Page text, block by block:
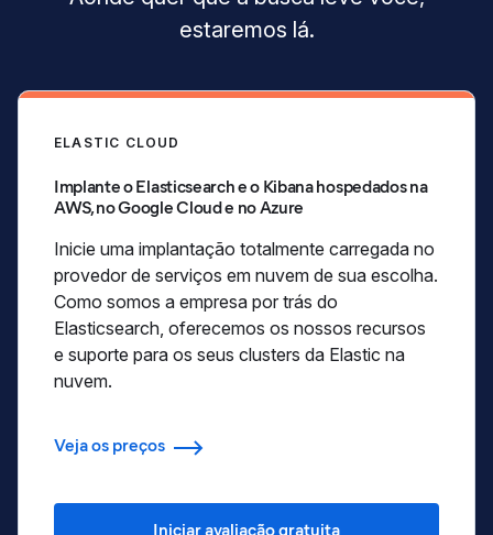
estaremos lá.
ELASTIC CLOUD
Implante o Elasticsearch e o Kibana hospedados na
AWS, no Google Cloud e no Azure
Inicie uma implantação totalmente carregada no
provedor de serviços em nuvem de sua escolha.
Como somos a empresa por trás do
Elasticsearch, oferecemos os nossos recursos
e suporte para os seus clusters da Elastic na
nuvem.
Veja os preços
Iniciar avaliação gratuita